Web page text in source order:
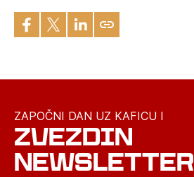
ZAPOČNI DAN UZ KAFICU I
ZVEZDIN
NEWSLETTER